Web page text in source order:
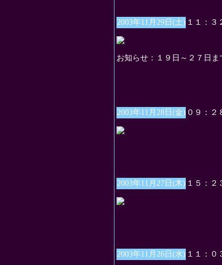
2003年11月29日(土) １１：３
お知らせ：１９日～２７日
2003年11月28日(金) ０９：２
2003年11月27日(木) １５：２
2003年11月26日(水) １１：０